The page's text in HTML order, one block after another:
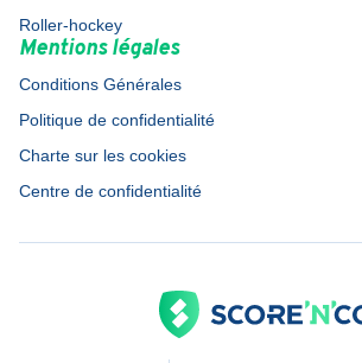
Roller-hockey
Mentions légales
Conditions Générales
Politique de confidentialité
Charte sur les cookies
Centre de confidentialité